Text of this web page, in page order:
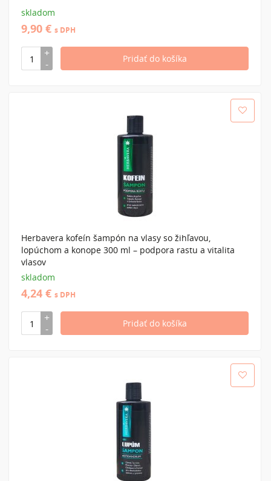
skladom
9,90 € s DPH
Herbavera kofeín šampón na vlasy so žihľavou,
lopúchom a konope 300 ml – podpora rastu a vitalita
vlasov
skladom
4,24 € s DPH